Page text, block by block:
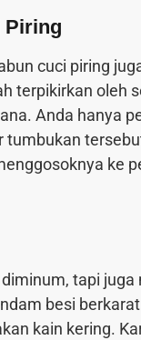
Piring
cuci piring
terpikirkan oleh
Anda hanya
ke
tapi juga
besi
kain kering.